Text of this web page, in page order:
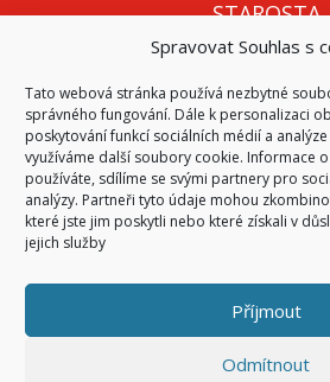
Spravovat Souhlas s
Tato webová stránka používá nezbytné
správného fungování. Dále k personalizaci
poskytování funkcí sociálních médií a
využíváme další soubory cookie. Informace
používáte, sdílíme se svými partnery pro
analýzy. Partneři tyto údaje mohou
které jste jim poskytli nebo které získali v
jejich služby
Příjmout
Odmítnout
STAROSTA
Mgr. Roman
ÚŘEDNÍ
Po, St: 15:30 -
Všechny kontakty | Kde
© 2026Obec Kojetice
Všechna práva